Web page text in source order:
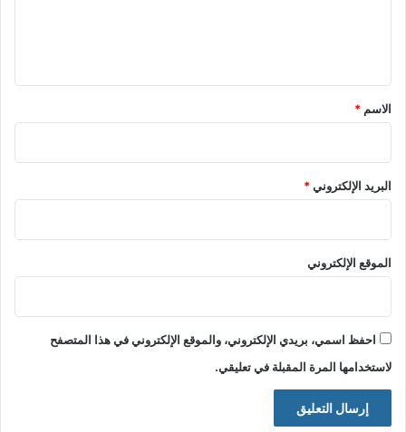
*
الاسم *
البريد الإلكتروني*
الموقع الإلكتروني
احفظ اسمي، بريدي الإلكتروني، والموقع الإلكتروني في هذا المتصفح
لاستخدامها المرة المقبلة في تعليقي.